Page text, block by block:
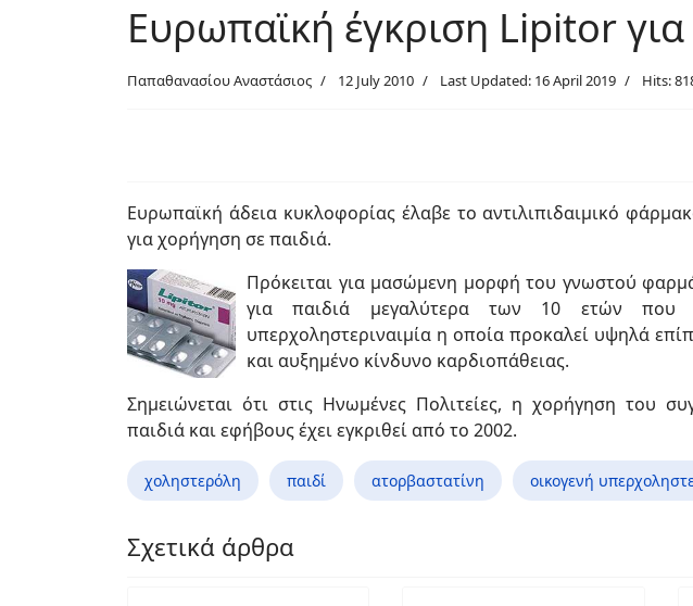
Ευρωπαϊκή έγκριση Lipitor για
Παπαθανασίου Αναστάσιος 12 July 2010 Last Updated: 16 April 2019 Hits:
Ευρωπαϊκή άδεια κυκλοφορίας έλαβε το αντιλιπιδαιμικό
για χορήγηση σε παιδιά.
Πρόκειται για μασώμενη μορφή του γνωστού
για παιδιά μεγαλύτερα των 10 ετών που
υπερχοληστεριναιμία η οποία προκαλεί υψηλά
και αυξημένο κίνδυνο καρδιοπάθειας.
Σημειώνεται ότι στις Ηνωμένες Πολιτείες, η χορήγηση του
παιδιά και εφήβους έχει εγκριθεί από το 2002.
χοληστερόλη παιδί ατορβαστατίνη οικογενή
Σχετικά άρθρα